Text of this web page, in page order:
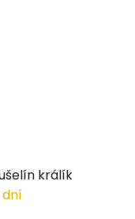
králík